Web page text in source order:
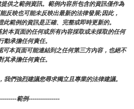
供之範例資訊。範例內容所包含的資訊僅作為
反映也可能未反映出最新的法律發展;因此，
範例的資訊是正確、完整或即時更新的。
本頁面的任何或所有內容採取或未採取的任何
動承擔任何責任。
可本頁面可能連結到之任何第三方內容，也絕不
其承擔任何責任。
我們強烈建議您尋求獨立且專業的法律建議。
範例----------------